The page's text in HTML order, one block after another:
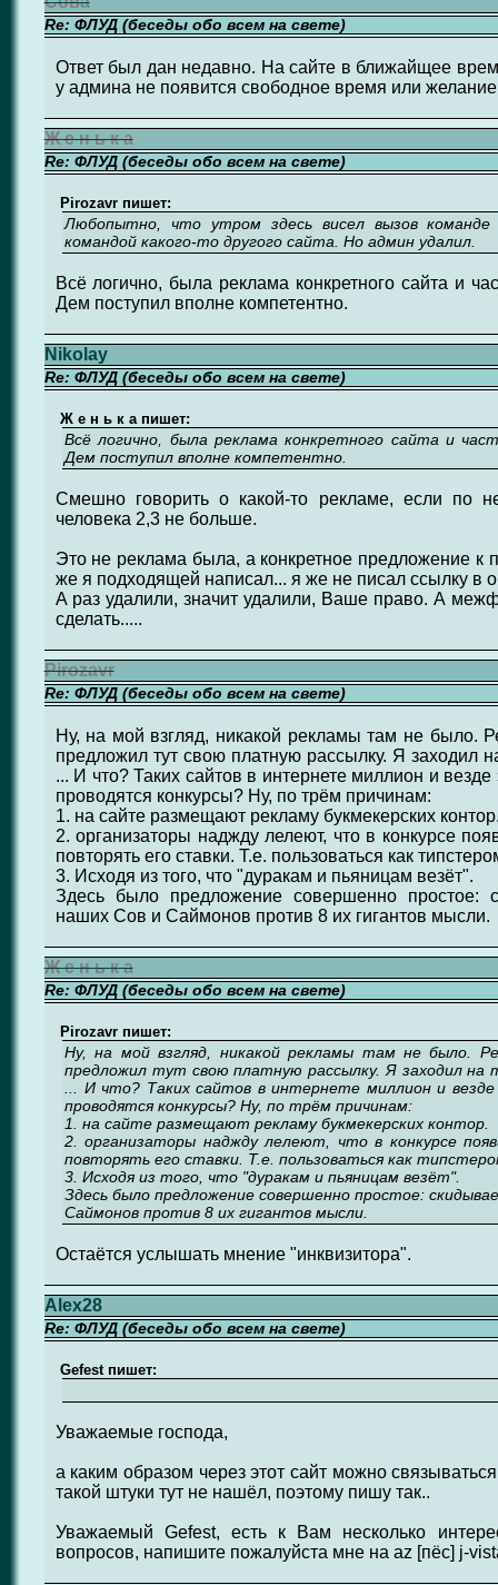
Re: ФЛУД (беседы обо всем на свете)
Ответ был дан недавно. На сайте в ближайщее
у админа не появится свободное время или
Ж е н ь к а
Re: ФЛУД (беседы обо всем на свете)
Pirozavr пишет:
Любопытно, что утром здесь висел вызов
командой какого-то другого сайта. Но админ удалил.
Всё логично, была реклама конкретного сайта и
Дем поступил вполне компетентно.
Nikolay
Re: ФЛУД (беседы обо всем на свете)
Ж е н ь к а пишет:
Всё логично, была реклама конкретного сайта и
Дем поступил вполне компетентно.
Смешно говорить о какой-то рекламе, если по
человека 2,3 не больше.
Это не реклама была, а конкретное предложение к
же я подходящей написал... я же не писал ссылку в
А раз удалили, значит удалили, Ваше право. А
сделать.....
Pirozavr
Re: ФЛУД (беседы обо всем на свете)
Ну, на мой взгляд, никакой рекламы там не было.
предложил тут свою платную рассылку. Я заходил
... И что? Таких сайтов в интернете миллион и
проводятся конкурсы? Ну, по трём причинам:
1. на сайте размещают рекламу букмекерских
2. организаторы наджду лелеют, что в конкурсе
повторять его ставки. Т.е. пользоваться как
3. Исходя из того, что "дуракам и пьяницам везёт".
Здесь было предложение совершенно простое:
наших Сов и Саймонов против 8 их гигантов мысли.
Ж е н ь к а
Re: ФЛУД (беседы обо всем на свете)
Pirozavr пишет:
Ну, на мой взгляд, никакой рекламы там не было.
предложил тут свою платную рассылку. Я заходил
... И что? Таких сайтов в интернете миллион и
проводятся конкурсы? Ну, по трём причинам:
1. на сайте размещают рекламу букмекерских контор.
2. организаторы наджду лелеют, что в конкурсе
повторять его ставки. Т.е. пользоваться как
3. Исходя из того, что "дуракам и пьяницам везёт".
Здесь было предложение совершенно простое:
Саймонов против 8 их гигантов мысли.
Остаётся услышать мнение "инквизитора".
Alex28
Re: ФЛУД (беседы обо всем на свете)
Gefest пишет:
Уважаемые господа,
а каким образом через этот сайт можно
такой штуки тут не нашёл, поэтому пишу так..
Уважаемый Gefest, есть к Вам несколько
вопросов, напишите пожалуйста мне на az [пёс] j-